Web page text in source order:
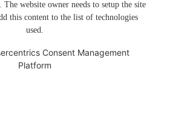
website owner needs to setup the site
this content to the list of technologies
used.
Consent Management
Platform